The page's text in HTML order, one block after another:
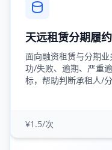
天远租赁分期履
面向融资租赁与分期
功/失败、逾期、严重
标，帮助判断承租人/
¥1.5/次